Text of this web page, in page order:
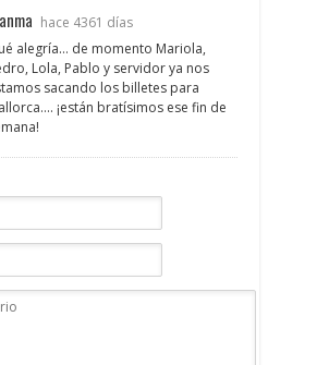
hace 4361 días
alegría… de momento Mariola,
Lola, Pablo y servidor ya nos
sacando los billetes para
¡están bratísimos ese fin de